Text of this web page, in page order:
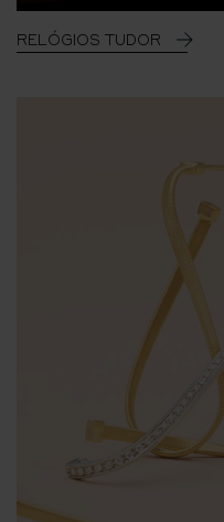
RELÓGIOS TUDOR